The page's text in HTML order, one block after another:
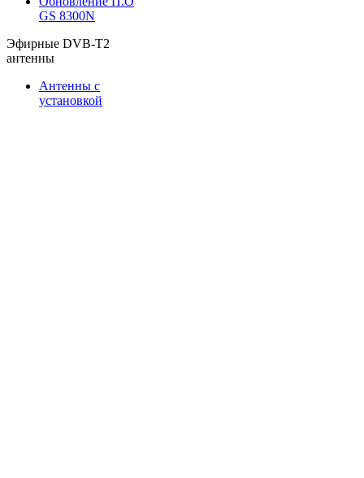
GS 8300N
Эфирные DVB-T2
антенны
Антенны с
установкой